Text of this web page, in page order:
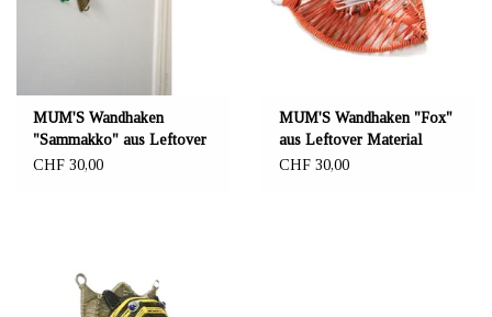
MUM'S Wandhaken
"Sammakko" aus Leftover
Material
CHF 30,00
MUM'S Wandhaken "Fox"
aus Leftover Material
CHF 30,00